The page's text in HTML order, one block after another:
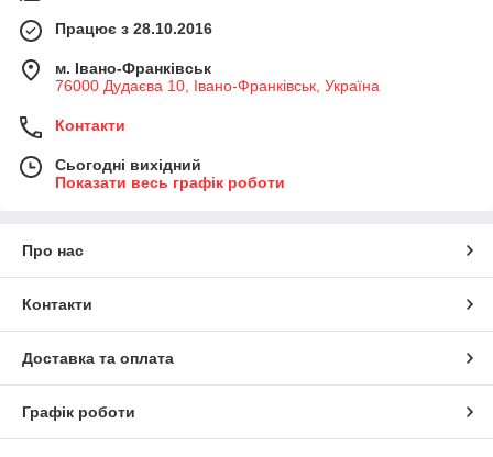
Працює з 28.10.2016
м. Івано-Франківськ
76000 Дудаєва 10, Івано-Франківськ, Україна
Контакти
Сьогодні вихідний
Показати весь графік роботи
Про нас
Контакти
Доставка та оплата
Графік роботи